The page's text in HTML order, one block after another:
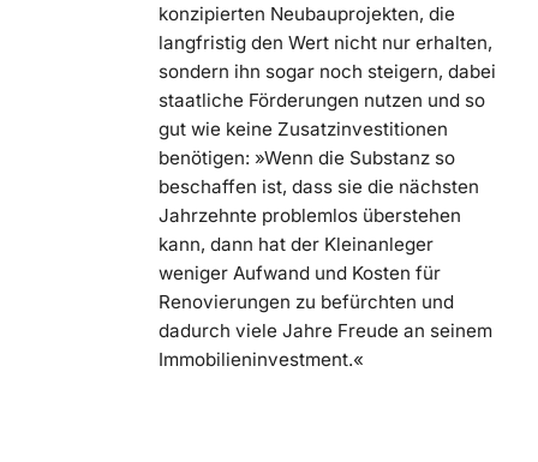
konzipierten Neubauprojekten, die
langfristig den Wert nicht nur erhalten,
sondern ihn sogar noch steigern, dabei
staatliche Förderungen nutzen und so
gut wie keine Zusatzinvestitionen
benötigen: »Wenn die Substanz so
beschaffen ist, dass sie die nächsten
Jahrzehnte problemlos überstehen
kann, dann hat der Kleinanleger
weniger Aufwand und Kosten für
Renovierungen zu befürchten und
dadurch viele Jahre Freude an seinem
Immobilieninvestment.«